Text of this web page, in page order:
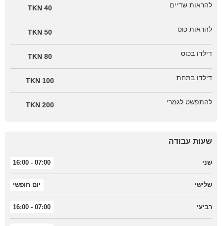
להראות שדיים 40 TKN
להראות כוס 50 TKN
דילדו בכוס 80 TKN
דילדו בתחת 100 TKN
להתפשט לגמרי 200 TKN
שעות עבודה
שני 07:00 - 16:00
שלישי יום חופשי
רביעי 07:00 - 16:00